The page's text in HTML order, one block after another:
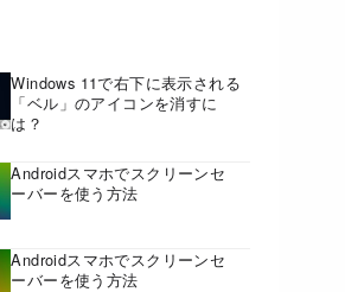
Windows 11で右下に表示される
「ベル」のアイコンを消すに
は？
Androidスマホでスクリーンセ
ーバーを使う方法
Androidスマホでスクリーンセ
ーバーを使う方法